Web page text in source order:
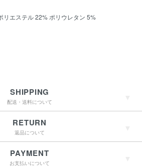
リエステル 22% ポリウレタン 5%
SHIPPING
配送・送料について
（税込）以上
ご購入で送料無料
RETURN
返品について
PAYMENT
お支払いについて